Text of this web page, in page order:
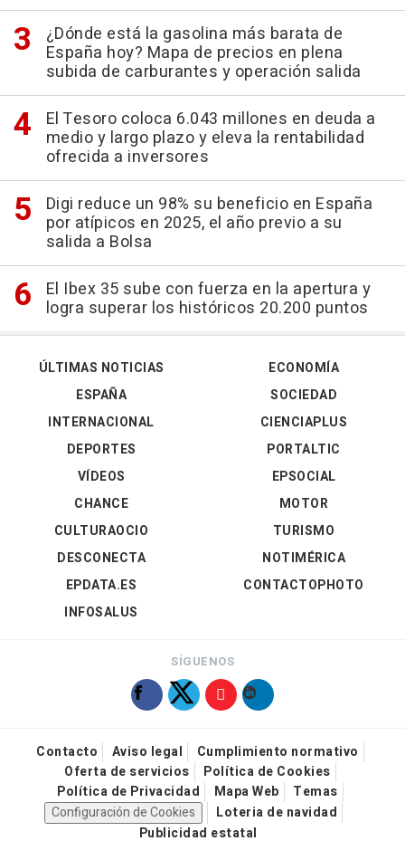
¿Dónde está la gasolina más barata de
España hoy? Mapa de precios en plena
subida de carburantes y operación salida
El Tesoro coloca 6.043 millones en deuda a
medio y largo plazo y eleva la rentabilidad
ofrecida a inversores
Digi reduce un 98% su beneficio en España
por atípicos en 2025, el año previo a su
salida a Bolsa
El Ibex 35 sube con fuerza en la apertura y
logra superar los históricos 20.200 puntos
ÚLTIMAS NOTICIAS
ESPAÑA
INTERNACIONAL
DEPORTES
VÍDEOS
ECONOMÍA
SOCIEDAD
CIENCIAPLUS
PORTALTIC
EPSOCIAL
CHANCE
CULTURAOCIO
DESCONECTA
EPDATA.ES
INFOSALUS
MOTOR
TURISMO
NOTIMÉRICA
CONTACTOPHOTO
SÍGUENOS
Contacto Aviso legal
Cumplimiento normativo
Oferta de servicios
Política de Cookies
Política de Privacidad
Mapa Web
Temas
Configuración de Cookies
Loteria de navidad
Publicidad estatal